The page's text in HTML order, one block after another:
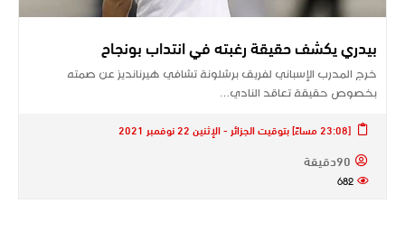
بيدري يكشف حقيقة رغبته في انتداب بونجاح
خرج المدرب الإسباني لفريق برشلونة تشافي هيرنانديز عن صمته
بخصوص حقيقة تعاقد النادي…
[23:08 مساءً] بتوقيت الجزائر - الإثنين 22 نوفمبر 2021
90دقيقة
682